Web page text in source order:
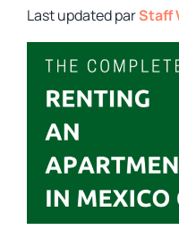
parStaff